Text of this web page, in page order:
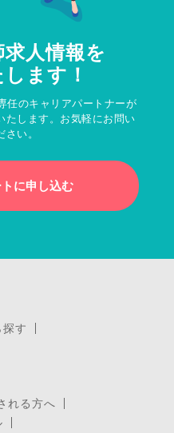
人情報を
ます！
任のキャリアパートナーが
たします。お気軽にお問い
い。
に申し込む
す
れる方へ